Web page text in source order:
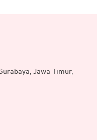
Jawa Timur,